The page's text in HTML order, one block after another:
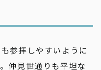
参拝しやすいように
仲見世通りも平坦な